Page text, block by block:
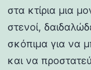
στα κτίρια μια
στενοί,
σκόπιμα για να
και να